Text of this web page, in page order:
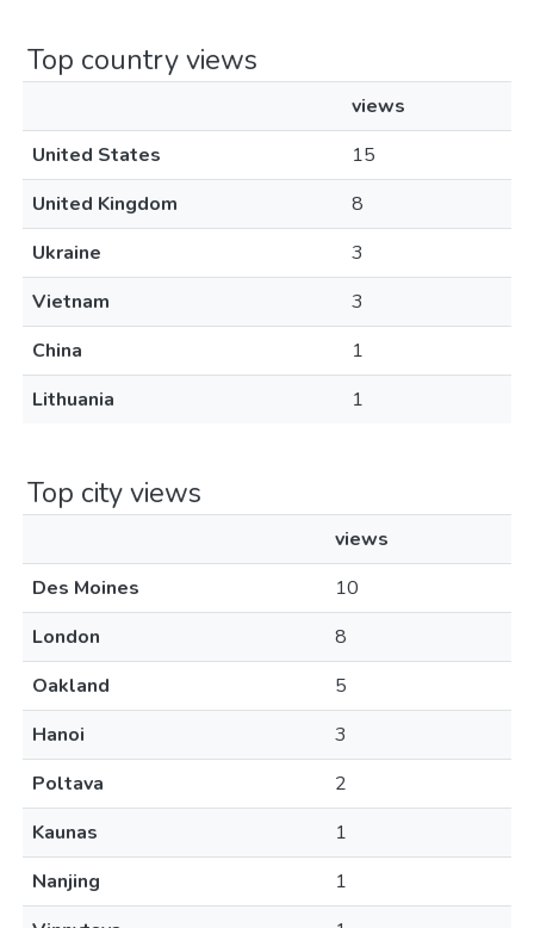
Top country views
views
United States
15
United Kingdom
8
Ukraine
3
Vietnam
3
China
1
Lithuania
1
Top city views
views
Des Moines
10
London
8
Oakland
5
Hanoi
3
Poltava
2
Kaunas
1
Nanjing
1